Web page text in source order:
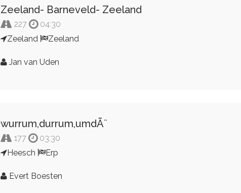
Zeeland- Barneveld- Zeeland
227
04:30
Zeeland
Zeeland
Jan van Uden
wurrum,durrum,umdÃ¨
177
03:30
Heesch
Erp
Evert Boesten